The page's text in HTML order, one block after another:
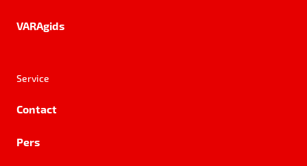
VARAgids
Service
Contact
Pers